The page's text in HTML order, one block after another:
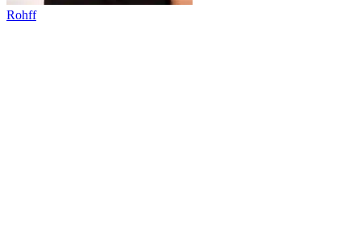
Rohff